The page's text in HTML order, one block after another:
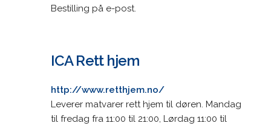
Bestilling på e-post.
ICA Rett hjem
http://www.retthjem.no/
Leverer matvarer rett hjem til døren. Mandag
til fredag fra 11:00 til 21:00, Lørdag 11:00 til